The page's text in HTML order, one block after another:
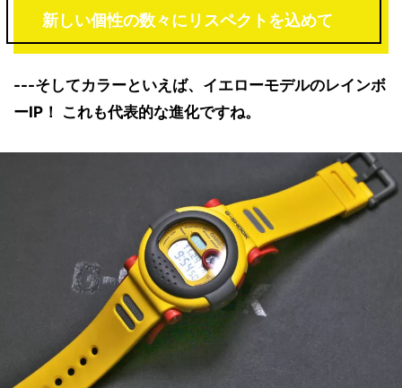
新しい個性の数々にリスペクトを込めて
---そしてカラーといえば、イエローモデルのレインボ
ーIP！ これも代表的な進化ですね。